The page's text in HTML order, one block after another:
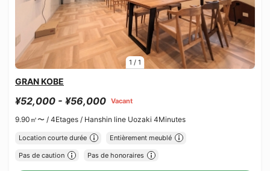
1 / 1
GRAN KOBE
¥52,000 - ¥56,000 Vacant
9.90㎡〜 / 4Etages / Hanshin line Uozaki 4Minutes
Location courte durée Entièrement meublé
Pas de caution Pas de honoraires